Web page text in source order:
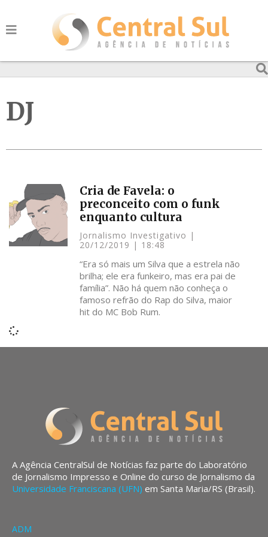
DJ
Cria de Favela: o
preconceito com o funk
enquanto cultura
Jornalismo Investigativo
20/12/2019
18:48
“Era só mais um Silva que a estrela não
brilha; ele era funkeiro, mas era pai de
família”. Não há quem não conheça o
famoso refrão do Rap do Silva, maior
hit do MC Bob Rum.
A Agência CentralSul de Notícias faz parte do Laboratório
de Jornalismo Impresso e Online do curso de Jornalismo da
Universidade Franciscana (UFN) em Santa Maria/RS (Brasil).
ADM